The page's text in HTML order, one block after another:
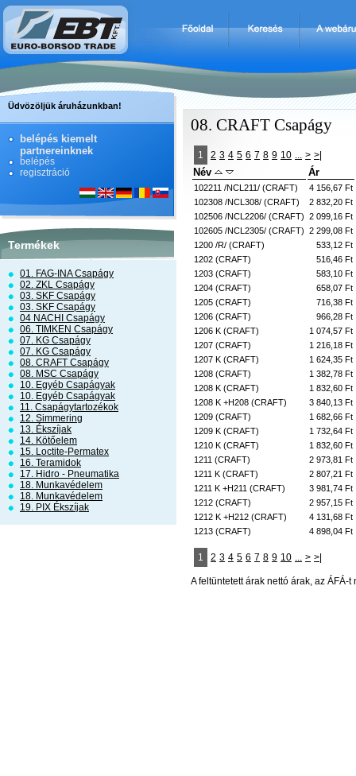
Üdvözöljük áruházunkban!
belépés kiemelt
partnereinknek
belépés
regisztráció
Termékek
01. FAG-INA Csapágy
02. ZKL Csapágy
03. SKF Csapágy
03. SKF Csapágy
04 NACHI Csapágy
06. TIMKEN Csapágy
07. KG Csapágy
07. KG Csapágy
08. CRAFT Csapágy
08. MSC Csapágy
10. Egyéb Csapágyak
10. Egyéb Csapágyak
11. Csapágytartozékok
12. Simmering
13. Ékszíjak
14. Kötőelem
15. Loctite-Permatex
16. Teramidok
17. Hidro - Pneumatika
18. Munkavédelem
18. Munkavédelem
19. PIX Ékszíjak
08. CRAFT Csapágy
1 2 3 4 5 6 7 8 9 10 ... > >|
Név Ár
102211 /NCL211/ (CRAFT)
4 156,67 Ft
102308 /NCL308/ (CRAFT)
2 832,20 Ft
102506 /NCL2206/ (CRAFT) 2 099,16 Ft
102605 /NCL2305/ (CRAFT) 2 299,08 Ft
1200 /R/ (CRAFT)
533,12 Ft
1202 (CRAFT)
516,46 Ft
1203 (CRAFT)
583,10 Ft
1204 (CRAFT)
658,07 Ft
1205 (CRAFT)
716,38 Ft
1206 (CRAFT)
966,28 Ft
1206 K (CRAFT)
1 074,57 Ft
1207 (CRAFT)
1 216,18 Ft
1207 K (CRAFT)
1 624,35 Ft
1208 (CRAFT)
1 382,78 Ft
1208 K (CRAFT)
1 832,60 Ft
1208 K +H208 (CRAFT)
3 840,13 Ft
1209 (CRAFT)
1 682,66 Ft
1209 K (CRAFT)
1 732,64 Ft
1210 K (CRAFT)
1 832,60 Ft
1211 (CRAFT)
2 973,81 Ft
1211 K (CRAFT)
2 807,21 Ft
1211 K +H211 (CRAFT)
3 981,74 Ft
1212 (CRAFT)
2 957,15 Ft
1212 K +H212 (CRAFT)
4 131,68 Ft
1213 (CRAFT)
4 898,04 Ft
1 2 3 4 5 6 7 8 9 10 ... > >|
A feltüntetett árak nettó árak, az ÁFÁ-t